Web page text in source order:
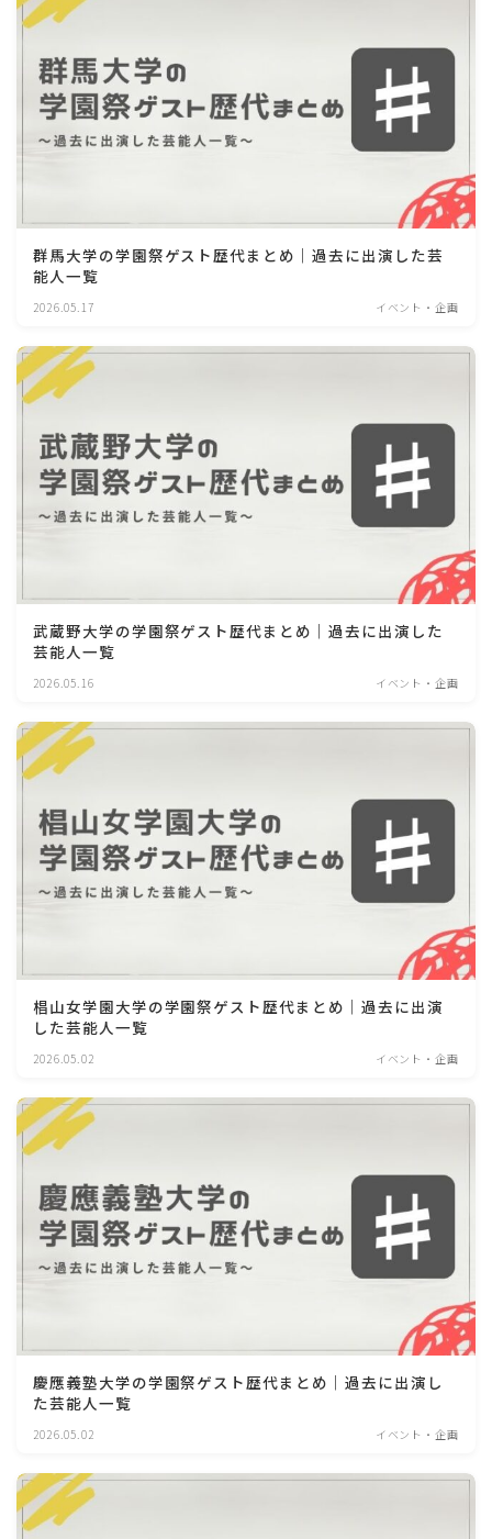
群馬大学の学園祭ゲスト歴代まとめ｜過去に出演した芸
能人一覧
2026.05.17 イベント・企画
武蔵野大学の学園祭ゲスト歴代まとめ｜過去に出演した
芸能人一覧
2026.05.16 イベント・企画
椙山女学園大学の学園祭ゲスト歴代まとめ｜過去に出演
した芸能人一覧
2026.05.02 イベント・企画
慶應義塾大学の学園祭ゲスト歴代まとめ｜過去に出演し
た芸能人一覧
2026.05.02 イベント・企画